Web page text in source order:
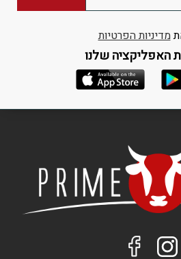
מדיניות הפרטיות
האפליקציה שלנו